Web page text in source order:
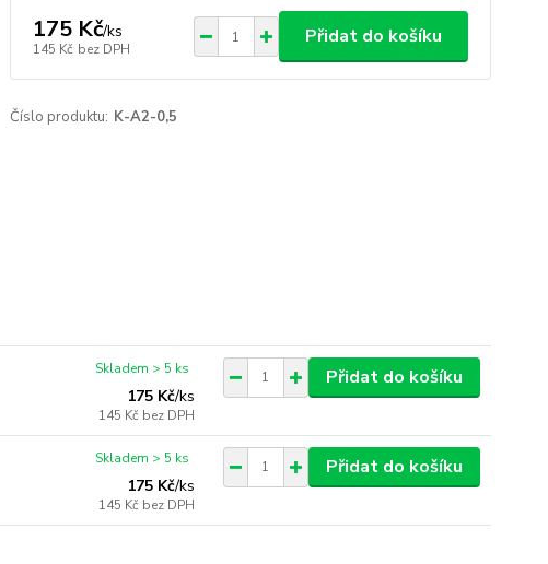
175 Kč/ks
145 Kč bez DPH
Přidat do košíku
Číslo produktu: K-A2-0,5
175 Kč/ks
145 Kč bez DPH
Skladem > 5 ks Přidat do košíku
175 Kč/ks
145 Kč bez DPH
Skladem > 5 ks Přidat do košíku